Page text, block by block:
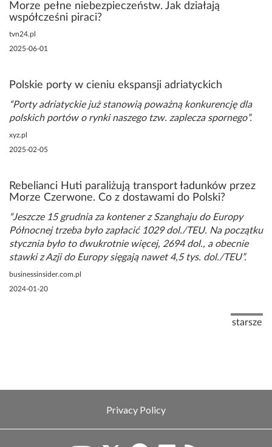
Morze pełne niebezpieczeństw. Jak działają
współcześni piraci?
tvn24.pl
2025-06-01
Polskie porty w cieniu ekspansji adriatyckich
Porty adriatyckie już stanowią poważną konkurencję dla
polskich portów o rynki naszego tzw. zaplecza spornego
xyz.pl
2025-02-05
Rebelianci Huti paraliżują transport ładunków przez
Morze Czerwone. Co z dostawami do Polski?
Jeszcze 15 grudnia za kontener z Szanghaju do Europy
Północnej trzeba było zapłacić 1029 dol./TEU. Na początku
stycznia było to dwukrotnie więcej, 2694 dol., a obecnie
stawki z Azji do Europy sięgają nawet 4,5 tys. dol./TEU
businessinsider.com.pl
2024-01-20
Next
starsze
Privacy Policy